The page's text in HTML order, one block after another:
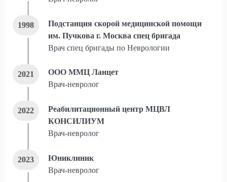
1998
Подстанция скорой медицинской помощи
им. Пучкова г. Москва спец бригада
Врач спец бригады по Неврологии
2021
ООО ММЦ Ланцет
Врач-невролог
2022
Реабилитационный центр МЦВЛ
КОНСИЛИУМ
Врач-невролог
2023
Юниклиник
Врач-невролог